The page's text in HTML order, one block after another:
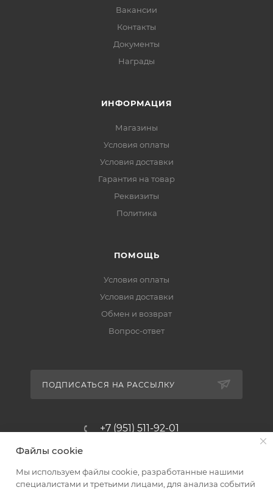
Вакансии
Контакты
Документы
Награды
ИНФОРМАЦИЯ
Магазины
Условия оплаты
Условия доставки
Гарантия на товар
Реквизиты
Политика
ПОМОЩЬ
Условия оплаты
Условия доставки
Обмен и возврат
Вопрос-ответ
ПОДПИСАТЬСЯ НА РАССЫЛКУ
+7 (951) 511-92-01
Магазин-склад ТЦ "Альтус"
Файлы cookie
Мы используем файлы cookie, разработанные нашими
специалистами и третьими лицами, для анализа событий